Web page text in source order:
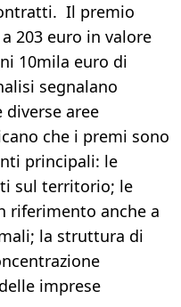
Il premio
203 euro in valore
10mila euro di
segnalano
aree
che i premi sono
principali: le
sul territorio; le
riferimento anche a
la struttura di
imprese